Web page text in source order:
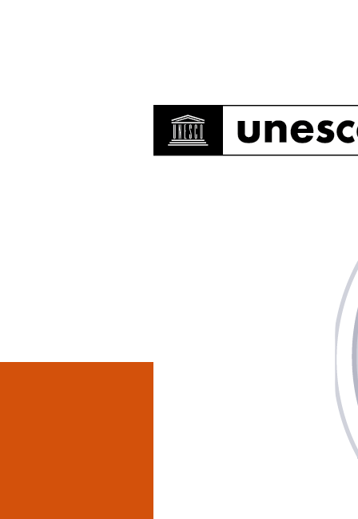
Pulsa intro para buscar o ESC para cerrar